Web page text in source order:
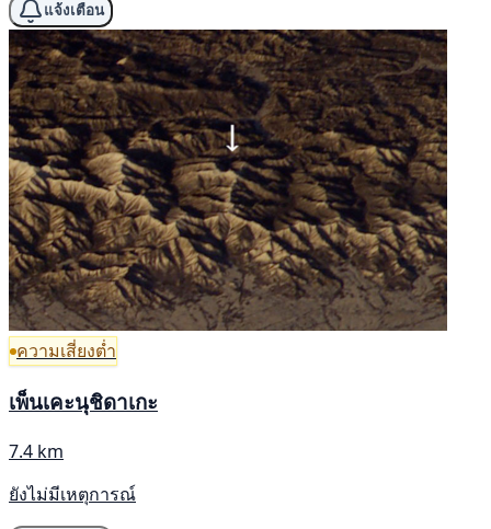
แจ้งเตือน
ความเสี่ยงต่ำ
เพ็นเคะนุชิดาเกะ
7.4 km
ยังไม่มีเหตุการณ์